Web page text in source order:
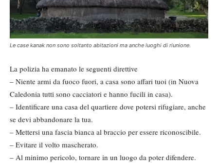
Le case kanak non sono soltanto abitazioni ma anche luoghi di riunione.
La polizia ha emanato le seguenti direttive
– Niente armi da fuoco fuori, a casa sono affari tuoi (in Nuova
Caledonia tutti sono cacciatori e hanno fucili in casa).
– Identificare una casa del quartiere dove potersi rifugiare, anche
se devi abbandonare la tua.
– Mettersi una fascia bianca al braccio per essere riconoscibile.
– Evitare il volto mascherato.
– Al minimo pericolo, tornare in un luogo da poter difendere.